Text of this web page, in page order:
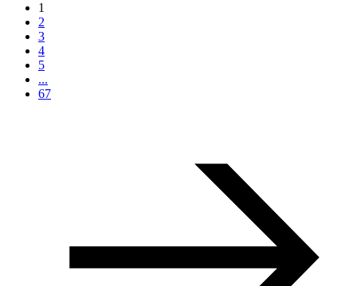
1
2
3
4
5
...
67